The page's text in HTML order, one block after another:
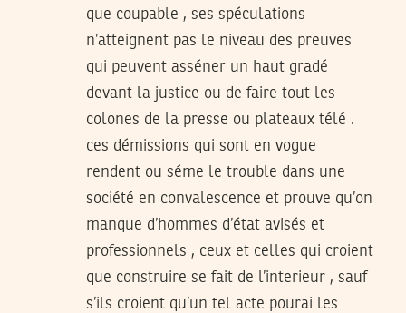
que coupable , ses spéculations
n’atteignent pas le niveau des preuves
qui peuvent asséner un haut gradé
devant la justice ou de faire tout les
colones de la presse ou plateaux télé .
ces démissions qui sont en vogue
rendent ou séme le trouble dans une
société en convalescence et prouve qu’on
manque d’hommes d’état avisés et
professionnels , ceux et celles qui croient
que construire se fait de l’interieur , sauf
s’ils croient qu’un tel acte pourai les